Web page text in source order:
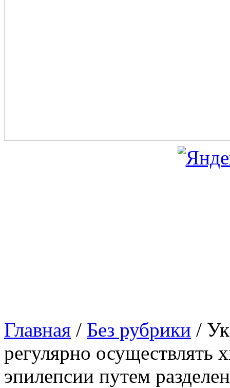
Главная / Без рубрики /
регулярно осуществлять
эпилепсии путем